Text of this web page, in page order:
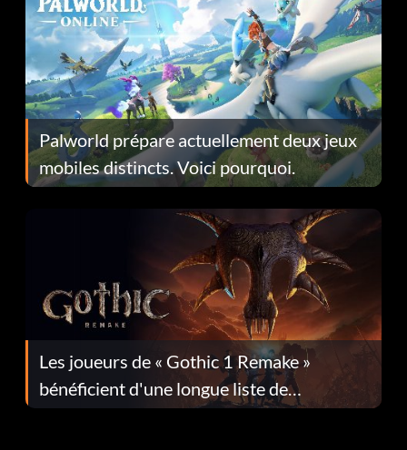
Palworld prépare actuellement deux jeux
mobiles distincts. Voici pourquoi.
Les joueurs de « Gothic 1 Remake »
bénéficient d'une longue liste de
corrections dans la mise à jour 1.0.4